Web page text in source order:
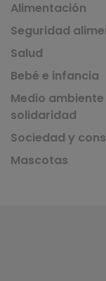
Alimentación
Seguridad
Salud
Bebé e infancia
Medio ambiente
solidaridad
Sociedad y
Mascotas